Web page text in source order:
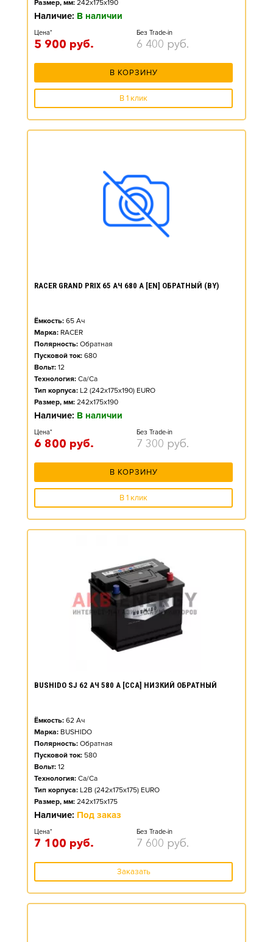
Размер, мм: 242x175x190
Наличие: В наличии
Цена*
5 900 руб.
Без Trade-in
6 400 руб.
В КОРЗИНУ
В 1 клик
RACER GRAND PRIX 65 АЧ 680 А [EN] ОБРАТНЫЙ (BY)
Ёмкость: 65 Ач
Марка: RACER
Полярность: Обратная
Пусковой ток: 680
Вольт: 12
Технология: Ca/Ca
Тип корпуса: L2 (242x175x190) EURO
Размер, мм: 242x175x190
Наличие: В наличии
Цена*
6 800 руб.
Без Trade-in
7 300 руб.
В КОРЗИНУ
В 1 клик
BUSHIDO SJ 62 АЧ 580 А [CCA] НИЗКИЙ ОБРАТНЫЙ
Ёмкость: 62 Ач
Марка: BUSHIDO
Полярность: Обратная
Пусковой ток: 580
Вольт: 12
Технология: Ca/Ca
Тип корпуса: L2B (242x175x175) EURO
Размер, мм: 242x175x175
Наличие: Под заказ
Цена*
7 100 руб.
Без Trade-in
7 600 руб.
Заказать